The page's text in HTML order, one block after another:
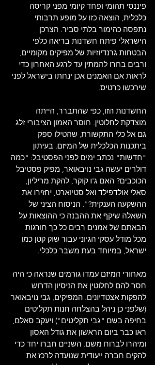
פיננסי תהומי ופחד קיומי מפני קריסה
כלכלית, הוצאה כזו על מופע תרבותי
נתפסה כהימור בלתי סביר. הצרכן
הישראלי פיתח חשדנות בריאה כלפי
הבטחות גרנדיוזיות של מפיקים מקומיים,
ורבים בחרו להמתין עד לרגע האחרון כדי
לראות אם האמנים אכן ינחתו בישראל לפני
שירכשו כרטיס.
החשדנות הזו, כפי שהתברר, הייתה
מוצדקת לחלוטין. חוסר האמון הציבורי זלג
גם אל כלי התקשורת, שהטילו ספק
ביתכנות הכלכלית של המיזם. בעיתון
"חדשות" נכתב ימים לפני הפסטיבל: "כמה
דולרים יעשה גבי נויבאואר, מפיק פסטיבל
הכוכבים? האם ג'ו קוקר, להקת מריליון,
סאלי אולדפילד ואל סטיוארט, יחזירו את
ההשקעה הענקית?". הניסוח הציני של
השאלה שיקף את ההבנה כי ההוצאות על
הבאתם של אמנים רבים כל כך חורגות
מכל מודל עסקי הגיוני עבור שוק קטן כמו
ישראל, במיוחד בעת משבר כלכלי.
מאחורי המיזם עמדו גורמים שנראה כי היה
חסר להם לחלוטין את הניסיון הדרוש
להפקות אצטדיונים. המפיקים, גבי נויבאואר
(שלפני כן ניהל בהצלחה חנות תקליטים
בחיפה בשם "גבי תקליטים") ויעקב סאלם,
ראו כבר ביום הראשון את גודל האסון
ומיהרו לברוח משם. השניים חברו יחד כדי
להקים חברה ייעודית שנועדה לרכז את